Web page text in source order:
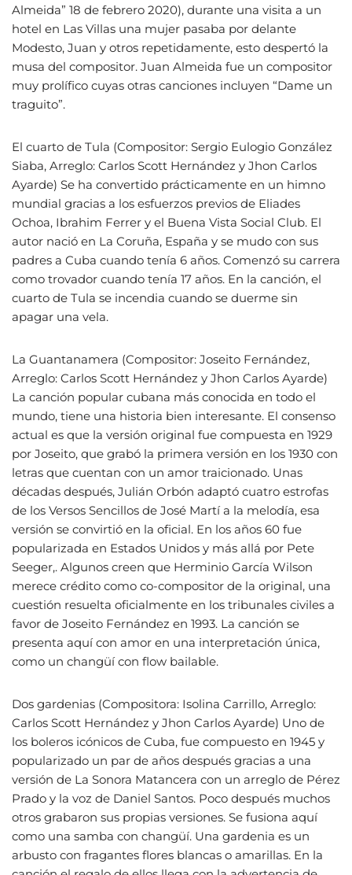
Almeida” 18 de febrero 2020), durante una visita a un
hotel en Las Villas una mujer pasaba por delante
Modesto, Juan y otros repetidamente, esto despertó la
musa del compositor. Juan Almeida fue un compositor
muy prolífico cuyas otras canciones incluyen “Dame un
traguito”.
El cuarto de Tula (Compositor: Sergio Eulogio González
Siaba, Arreglo: Carlos Scott Hernández y Jhon Carlos
Ayarde) Se ha convertido prácticamente en un himno
mundial gracias a los esfuerzos previos de Eliades
Ochoa, Ibrahim Ferrer y el Buena Vista Social Club. El
autor nació en La Coruña, España y se mudo con sus
padres a Cuba cuando tenía 6 años. Comenzó su carrera
como trovador cuando tenía 17 años. En la canción, el
cuarto de Tula se incendia cuando se duerme sin
apagar una vela.
La Guantanamera (Compositor: Joseito Fernández,
Arreglo: Carlos Scott Hernández y Jhon Carlos Ayarde)
La canción popular cubana más conocida en todo el
mundo, tiene una historia bien interesante. El consenso
actual es que la versión original fue compuesta en 1929
por Joseito, que grabó la primera versión en los 1930 con
letras que cuentan con un amor traicionado. Unas
décadas después, Julián Orbón adaptó cuatro estrofas
de los Versos Sencillos de José Martí a la melodía, esa
versión se convirtió en la oficial. En los años 60 fue
popularizada en Estados Unidos y más allá por Pete
Seeger,. Algunos creen que Herminio García Wilson
merece crédito como co-compositor de la original, una
cuestión resuelta oficialmente en los tribunales civiles a
favor de Joseito Fernández en 1993. La canción se
presenta aquí con amor en una interpretación única,
como un changüí con flow bailable.
Dos gardenias (Compositora: Isolina Carrillo, Arreglo:
Carlos Scott Hernández y Jhon Carlos Ayarde) Uno de
los boleros icónicos de Cuba, fue compuesto en 1945 y
popularizado un par de años después gracias a una
versión de La Sonora Matancera con un arreglo de Pérez
Prado y la voz de Daniel Santos. Poco después muchos
otros grabaron sus propias versiones. Se fusiona aquí
como una samba con changüí. Una gardenia es un
arbusto con fragantes flores blancas o amarillas. En la